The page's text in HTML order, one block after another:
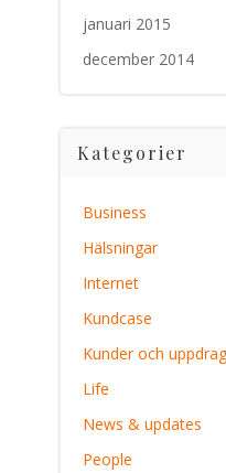
januari 2015
december 2014
Kategorier
Business
Hälsningar
Internet
Kundcase
Kunder och uppdrag
Life
News & updates
People